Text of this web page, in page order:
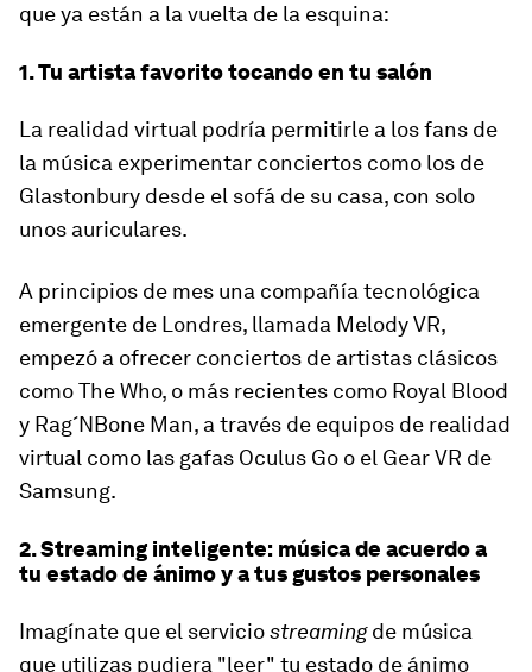
que ya están a la vuelta de la esquina:
1. Tu artista favorito tocando en tu salón
La realidad virtual podría permitirle a los fans de
la música experimentar conciertos como los de
Glastonbury desde el sofá de su casa, con solo
unos auriculares.
A principios de mes una compañía tecnológica
emergente de Londres, llamada Melody VR,
empezó a ofrecer conciertos de artistas clásicos
como The Who, o más recientes como Royal Blood
y Rag´NBone Man, a través de equipos de realidad
virtual como las gafas Oculus Go o el Gear VR de
Samsung.
2. Streaming inteligente: música de acuerdo a
tu estado de ánimo y a tus gustos personales
Imagínate que el serviciostreamingde música
que utilizas pudiera "leer" tu estado de ánimo